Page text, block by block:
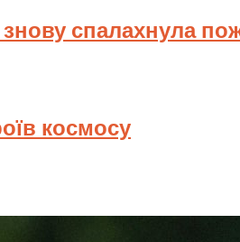
спалахнула
космосу